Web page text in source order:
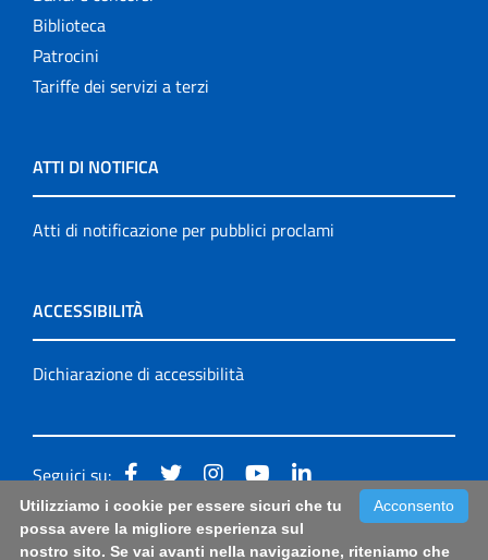
Biblioteca
Patrocini
Tariffe dei servizi a terzi
ATTI DI NOTIFICA
Atti di notificazione per pubblici proclami
ACCESSIBILITÀ
Dichiarazione di accessibilità
Seguici su:
Accessibilità: form di segnalazione di prima istanza per
Acconsento
Utilizziamo i cookie per essere sicuri che tu
possa avere la migliore esperienza sul
nostro sito. Se vai avanti nella navigazione, riteniamo che